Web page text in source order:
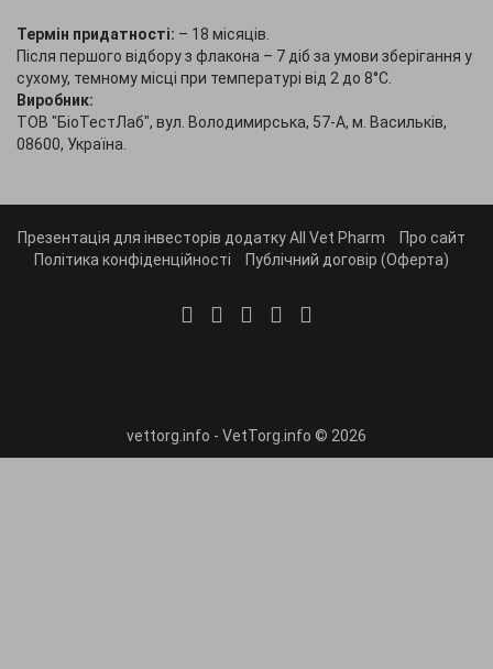
Термін придатності: – 18 місяців.
Після першого відбору з флакона – 7 діб за умови зберігання у
сухому, темному місці при температурі від 2 до 8°С.
Виробник:
ТОВ "БіоТестЛаб", вул. Володимирська, 57-А, м. Васильків,
08600, Україна.
Презентація для інвесторів додатку All Vet Pharm
Про сайт
Політика конфіденційності
Публічний договір (Оферта)
vettorg.info - VetTorg.info © 2026